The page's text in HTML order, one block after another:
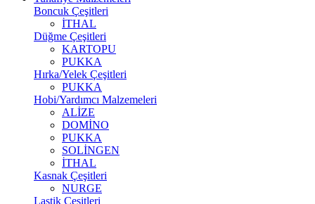
Boncuk Çeşitleri
İTHAL
Düğme Çeşitleri
KARTOPU
PUKKA
Hırka/Yelek Çeşitleri
PUKKA
Hobi/Yardımcı Malzemeleri
ALİZE
DOMİNO
PUKKA
SOLİNGEN
İTHAL
Kasnak Çeşitleri
NURGE
Lastik Çeşitleri